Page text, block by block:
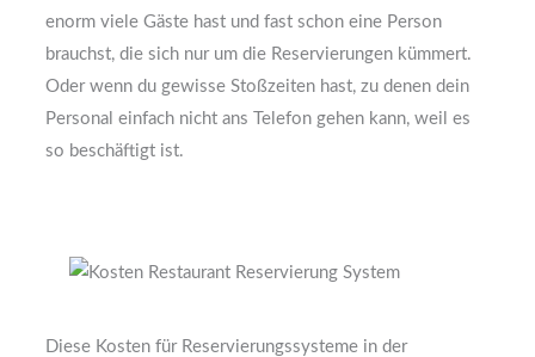
enorm viele Gäste hast und fast schon eine Person
brauchst, die sich nur um die Reservierungen kümmert.
Oder wenn du gewisse Stoßzeiten hast, zu denen dein
Personal einfach nicht ans Telefon gehen kann, weil es
so beschäftigt ist.
Diese Kosten für Reservierungssysteme in der